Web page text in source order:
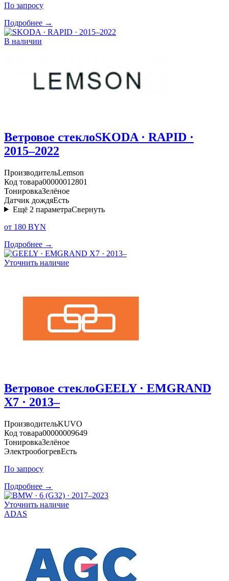
По запросу
Подробнее →
В наличии
Ветровое стеклоSKODA · RAPID ·
2015–2022
ПроизводительLemson
Код товара00000012801
ТонировкаЗелёное
Датчик дождяЕсть
Ещё 2 параметраСвернуть
от 180 BYN
Подробнее →
Уточнить наличие
Ветровое стеклоGEELY · EMGRAND
X7 · 2013–
ПроизводительKUVO
Код товара00000009649
ТонировкаЗелёное
ЭлектрообогревЕсть
По запросу
Подробнее →
Уточнить наличие
ADAS